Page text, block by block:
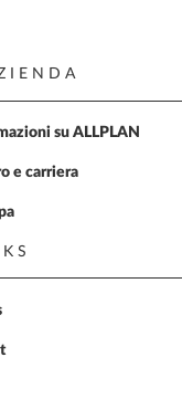
su ALLPLAN
e carriera